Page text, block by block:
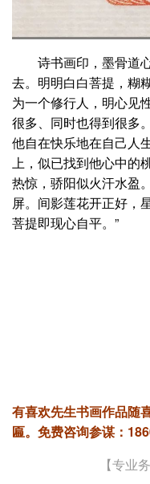
诗书画印，墨骨道
去。明明白白菩提，糊
为一个修行人，明心见
很多、同时也得到很多
他自在快乐地在自己人
上，似已找到他心中的
热惊，骄阳似火汗水盈
屏。间影莲花开正好，
菩提即现心自平。”
有喜欢先生书画作品随
匾。 免费咨询参谋：
【专业